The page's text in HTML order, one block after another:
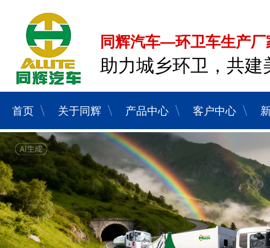
同辉汽车—环卫车生产厂
助力城乡环卫，共建
首页 关于同辉 产品中心 客户中心